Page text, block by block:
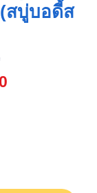
สบู่บอดี้ส
าว พิจารณาจาก 6